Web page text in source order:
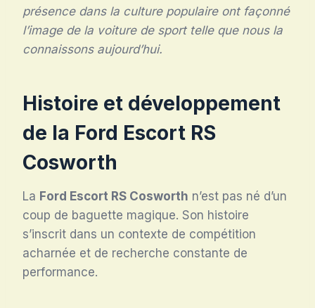
présence dans la culture populaire ont façonné
l’image de la voiture de sport telle que nous la
connaissons aujourd’hui.
Histoire et développement
de la Ford Escort RS
Cosworth
La Ford Escort RS Cosworth n’est pas né d’un
coup de baguette magique. Son histoire
s’inscrit dans un contexte de compétition
acharnée et de recherche constante de
performance.